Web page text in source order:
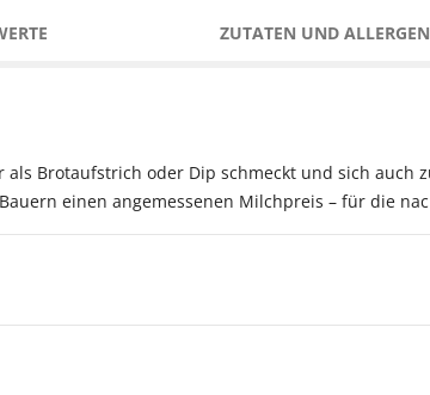
ZUTATEN UND
Brotaufstrich oder Dip schmeckt und sich auch
einen angemessenen Milchpreis – für die